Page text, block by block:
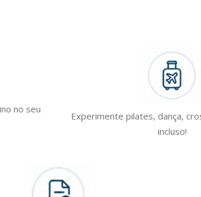
no seu
Experimente pilates, dança,
incluso!